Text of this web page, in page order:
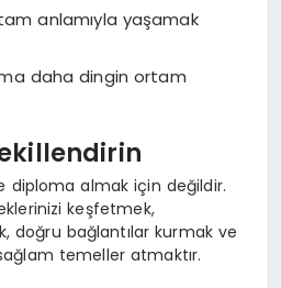
anlamıyla yaşamak
daha dingin ortam
diploma almak için değildir.
keşfetmek,
doğru bağlantılar kurmak ve
temeller atmaktır.